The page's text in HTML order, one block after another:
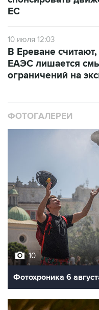
ЕАЭС лишается
ограничений на
Фотохроника 6